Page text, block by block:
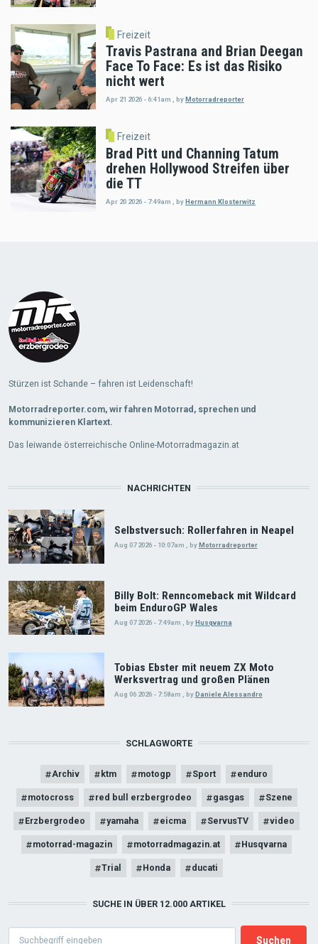
Freizeit
Travis Pastrana and Brian Deegan
Face To Face: Es ist das Risiko
nicht wert
Apr 21 2026 - 6:41am byMotorradreporter
Freizeit
Brad Pitt und Channing Tatum
drehen Hollywood Streifen über
die TT
Apr 20 2026 - 7:49am byHermann Klosterwitz
Stürzen ist Schande – fahren ist Leidenschaft!
Motorradreporter.com, wir fahren Motorrad, sprechen und
kommunizieren Klartext.
Das leiwande österreichische Online-Motorradmagazin.at
NACHRICHTEN
Selbstversuch: Rollerfahren in Neapel
Aug 07 2026 - 10:07am byMotorradreporter
Billy Bolt: Renncomeback mit Wildcard
beim EnduroGP Wales
Aug 07 2026 - 7:49am , by Husqvarna
Tobias Ebster mit neuem ZX Moto
Werksvertrag und großen Plänen
Aug 06 2026 - 7:58am , byDaniele Alessandro
SCHLAGWORTE
Archiv ktm motogp Sport enduro
motocross red bull erzbergrodeo gasgas Szene
Erzbergrodeo yamaha eicma ServusTV video
motorrad-magazin motorradmagazin.at Husqvarna
Trial Honda ducati
SUCHE IN ÜBER 12.000 ARTIKEL